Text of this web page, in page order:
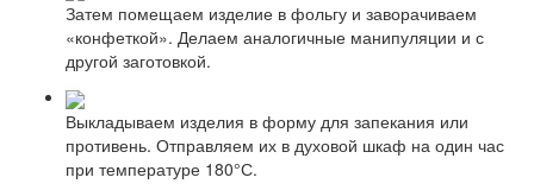
Затем помещаем изделие в фольгу и заворачиваем
«конфеткой». Делаем аналогичные манипуляции и с
другой заготовкой.
Выкладываем изделия в форму для запекания или
противень. Отправляем их в духовой шкаф на один час
при температуре 180°С.